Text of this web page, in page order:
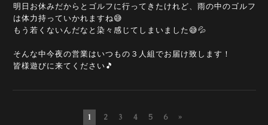
明日お休みだからとゴルフに行ってきたけれど、雨の中のゴルフ
は体力持っていかれますね😅
もう若くないんだなと染々感じてしまいました😅💦
そんな中今夜の営業はいつもの３人組でお届け致します！
皆様遊びに来てください🎵
1 2 3 4 5 6 »